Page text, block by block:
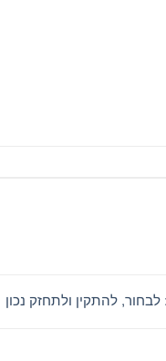
להתקין ולתחזק נכון